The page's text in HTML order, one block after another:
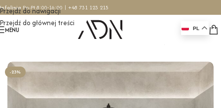
Przejdź do nawigacji
Przejdź do głównej treści
Infolinia Pn-Pt 8:00-16:00 | +48 731 123 215
MENU PL
Ścianki prysznicowe Ścianki wolnostojące
-23%